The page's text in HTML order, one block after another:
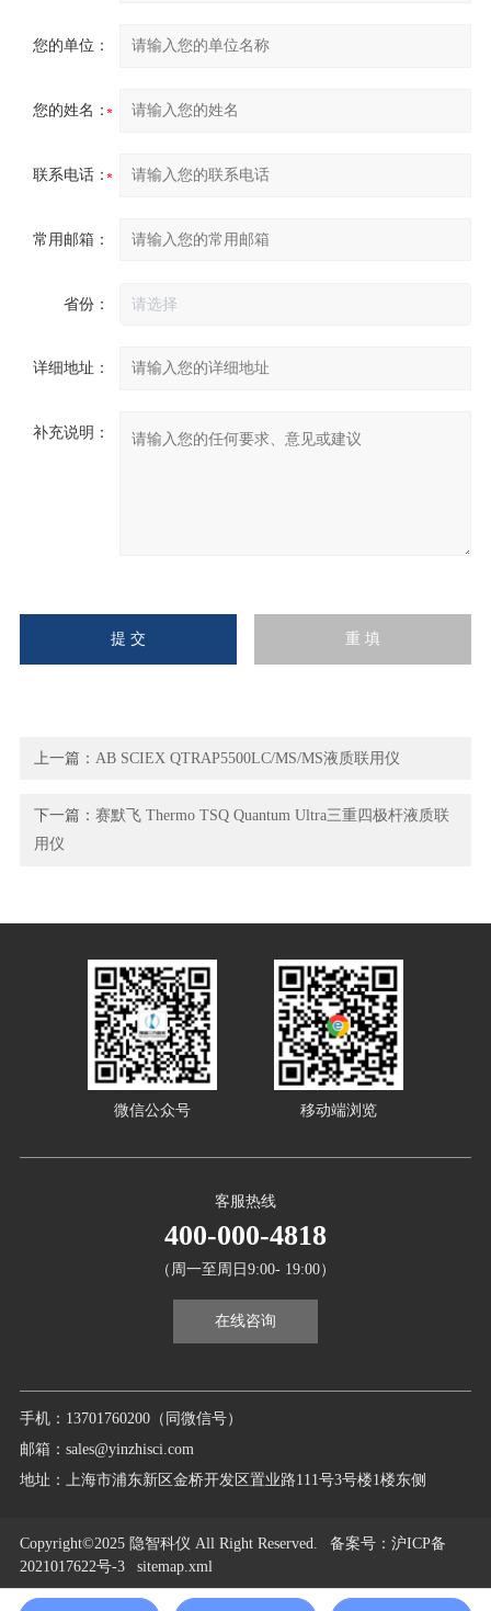
您的单位：
您的姓名：
联系电话：
常用邮箱：
省份：
详细地址：
补充说明：
上一篇： AB SCIEX QTRAP5500LC/MS/MS液质联用仪
下一篇：赛默飞 Thermo TSQ Quantum Ultra三重四极杆液质联
用仪
手机：13701760200（同微信号）
邮箱：sales@yinzhisci.com
地址：上海市浦东新区金桥开发区置业路111号3号楼1楼东侧
客服热线
400-000-4818
（周一至周日9:00- 19:00）
在线咨询
微信公众号 移动端浏览
Copyright©2025 隐智科仪 All Right Reserved. 备案号：沪ICP备
2021017622号-3
sitemap.xml